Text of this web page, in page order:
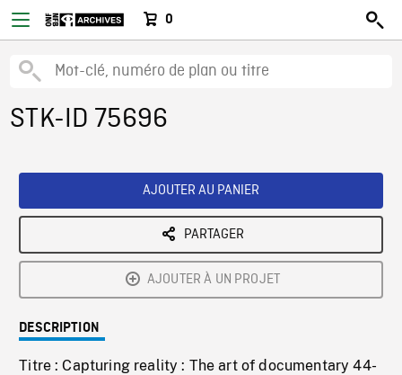
0
STK-ID 75696
AJOUTER AU PANIER
PARTAGER
AJOUTER À UN PROJET
DESCRIPTION
Titre : Capturing reality : The art of documentary 44-